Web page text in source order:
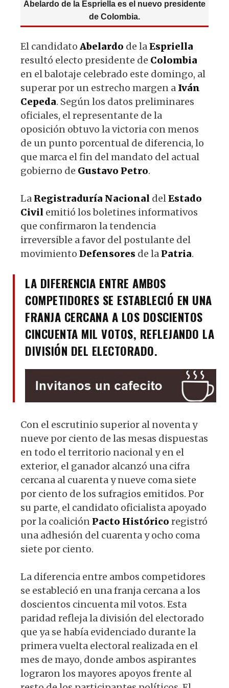
Abelardo de la Espriella es el nuevo presidente
de Colombia.
El candidato Abelardo de laEspriella
resultó electo presidente de Colombia
en el balotaje celebrado este domingo, al
superar por un estrecho margen a Iván
Cepeda. Según los datos preliminares
oficiales, el representante de la
oposición obtuvo la victoria con menos
de un punto porcentual de diferencia, lo
que marca el fin del mandato del actual
gobierno de Gustavo Petro.
La Registraduría Nacional delEstado
Civil emitió los boletines informativos
que confirmaron la tendencia
irreversible a favor del postulante del
movimiento Defensores de la Patria.
LA DIFERENCIA ENTRE AMBOS
COMPETIDORES SE ESTABLECIÓ EN UNA
FRANJA CERCANA A LOS DOSCIENTOS
CINCUENTA MIL VOTOS, REFLEJANDO LA
DIVISIÓN DEL ELECTORADO.
Con el escrutinio superior al noventa y
nueve por ciento de las mesas dispuestas
en todo el territorio nacional y en el
exterior, el ganador alcanzó una cifra
cercana al cuarenta y nueve coma siete
por ciento de los sufragios emitidos. Por
su parte, el candidato oficialista apoyado
por la coalición Pacto Histórico registró
una adhesión del cuarenta y ocho coma
siete por ciento.
La diferencia entre ambos competidores
se estableció en una franja cercana a los
doscientos cincuenta mil votos. Esta
paridad refleja la división del electorado
que ya se había evidenciado durante la
primera vuelta electoral realizada en el
mes de mayo, donde ambos aspirantes
lograron los mayores apoyos frente al